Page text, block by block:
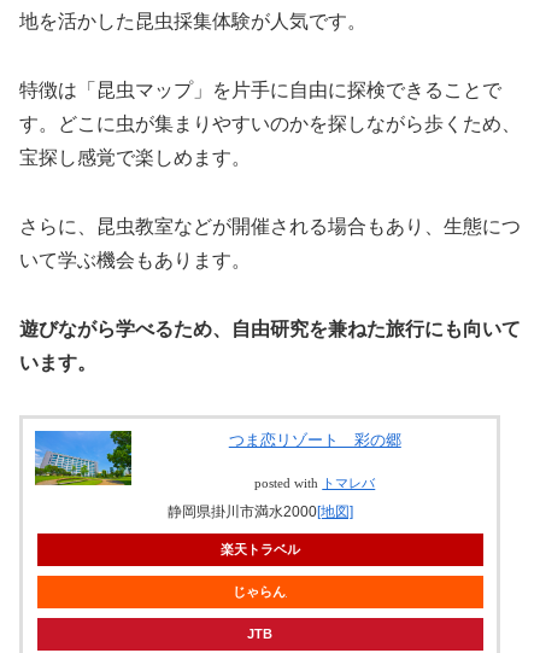
地を活かした昆虫採集体験が人気です。
特徴は「昆虫マップ」を片手に自由に探検できることで
す。どこに虫が集まりやすいのかを探しながら歩くため、
宝探し感覚で楽しめます。
さらに、昆虫教室などが開催される場合もあり、生態につ
いて学ぶ機会もあります。
遊びながら学べるため、自由研究を兼ねた旅行にも向いて
います。
つま恋リゾート 彩の郷
posted with トマレバ
静岡県掛川市満水2000[地図]
楽天トラベル
じゃらん
JTB